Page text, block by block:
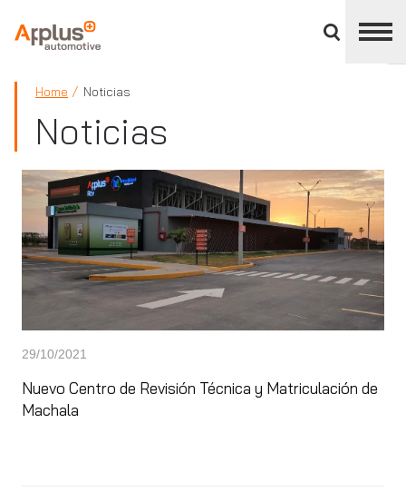
panel
APPLUS+
Home Noticias
Noticias
29/10/2021
Nuevo Centro de Revisión Técnica y Matriculación de
Machala